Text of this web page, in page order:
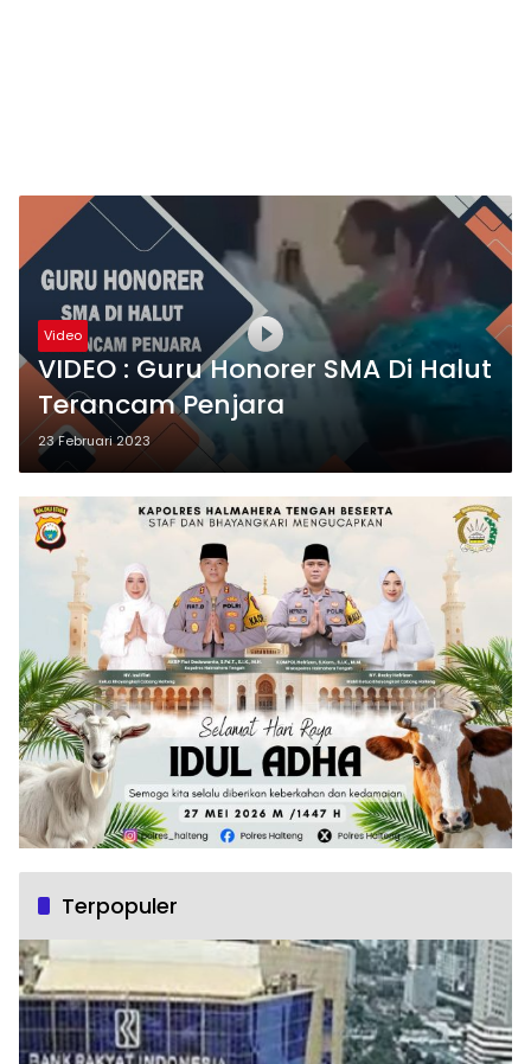
Video
VIDEO : Guru Honorer SMA Di Halut
Terancam Penjara
23 Februari 2023
Terpopuler